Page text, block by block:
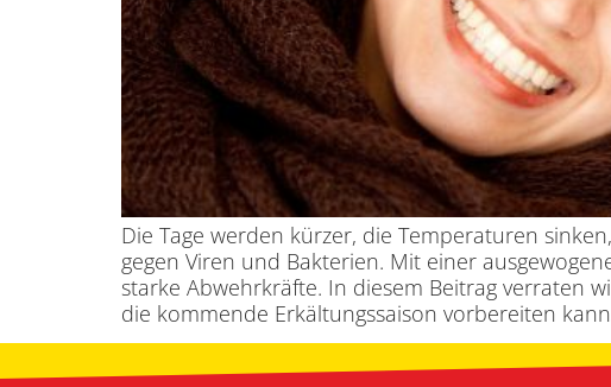
Die Tage werden kürzer, die Temperaturen
gegen Viren und Bakterien. Mit einer
starke Abwehrkräfte. In diesem Beitrag verraten
die kommende Erkältungssaison vorbereiten